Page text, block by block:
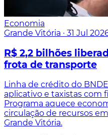
Economia
Grande Vitória · 31 Jul
R$ 2,2 bilhões
frota de transporte
Linha de crédito do
aplicativo e taxistas com
Programa aquece
circulação de recursos
Grande Vitória.